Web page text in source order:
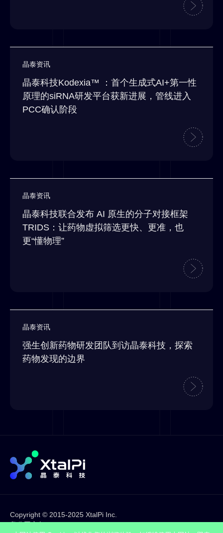
晶泰资讯
晶泰科技Kodexia™ ：首个生成式AI+第一性
原理的siRNA研发平台获新进展，管线进入
PCC确认阶段
晶泰资讯
晶泰科技联合发布 AI 原生的分子对接框架
TRIDS：让药物虚拟筛选更快、更准，也
更“懂物理”
晶泰资讯
强生创新药物研发团队到访晶泰科技，探索
药物发现的边界
Copyright © 2015-2025 XtalPi Inc.
粤公网安备44030002001636